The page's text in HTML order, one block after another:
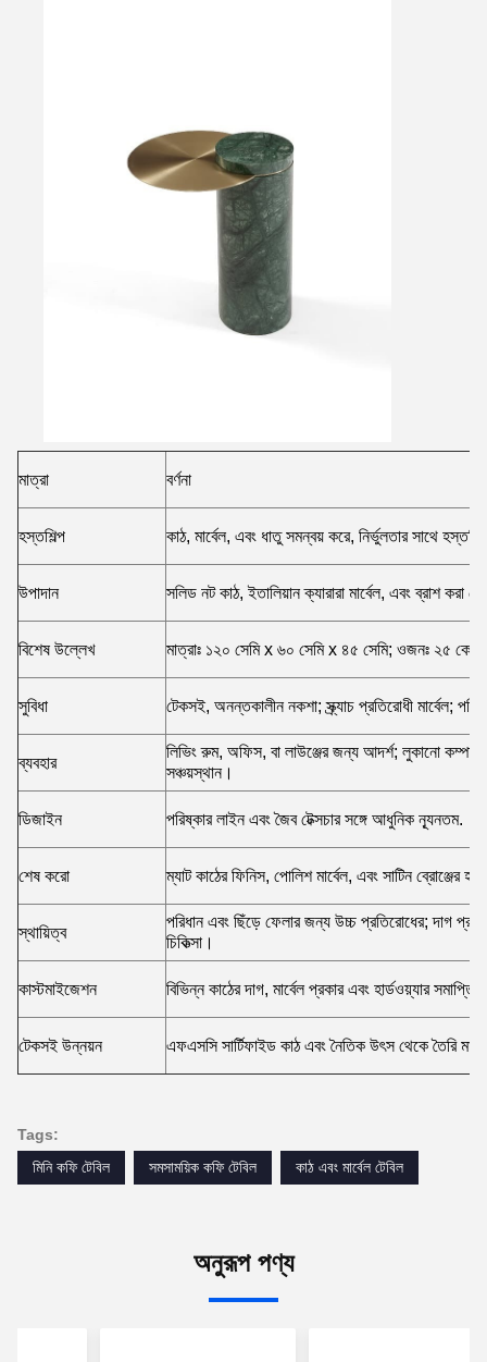
মাত্রা বর্ণনা
হস্তশিল্প কাঠ, মার্বেল, এবং ধাতু সমন্বয় করে, নির্ভুলতার সাথে
উপাদান সলিড নট কাঠ, ইতালিয়ান ক্যারারা মার্বেল, এবং ব্রাশ করা
বিশেষ উল্লেখ মাত্রাঃ ১২০ সেমি x ৬০ সেমি x ৪৫ সেমি; ওজনঃ ২৫ কেজি;
সুবিধা টেকসই, অনন্তকালীন নকশা; স্ক্র্যাচ প্রতিরোধী মার্বেল;
ব্যবহার
লিভিং রুম, অফিস, বা লাউঞ্জের জন্য আদর্শ; লুকানো
সঞ্চয়স্থান।
ডিজাইন পরিষ্কার লাইন এবং জৈব টেক্সচার সঙ্গে আধুনিক ন্যূনতম.
শেষ করো ম্যাট কাঠের ফিনিস, পোলিশ মার্বেল, এবং সাটিন ব্রোঞ্জের
স্থায়িত্ব
পরিধান এবং ছিঁড়ে ফেলার জন্য উচ্চ প্রতিরোধের; দাগ
চিকিত্সা।
কাস্টমাইজেশন বিভিন্ন কাঠের দাগ, মার্বেল প্রকার এবং হার্ডওয়্যার
টেকসই উন্নয়ন এফএসসি সার্টিফাইড কাঠ এবং নৈতিক উৎস থেকে তৈরি
Tags:
মিনি কফি টেবিল
সমসাময়িক কফি টেবিল কাঠ এবং মার্বেল টেবিল
অনুরূপ পণ্য